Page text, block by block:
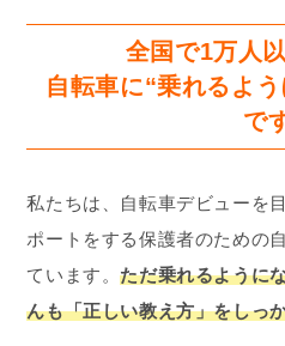
全国で1万人
自転車に“乗れるよ
で
私たちは、自転車デビューを
ポートをする保護者のための
ています。ただ乗れるように
んも「正しい教え方」をしっ